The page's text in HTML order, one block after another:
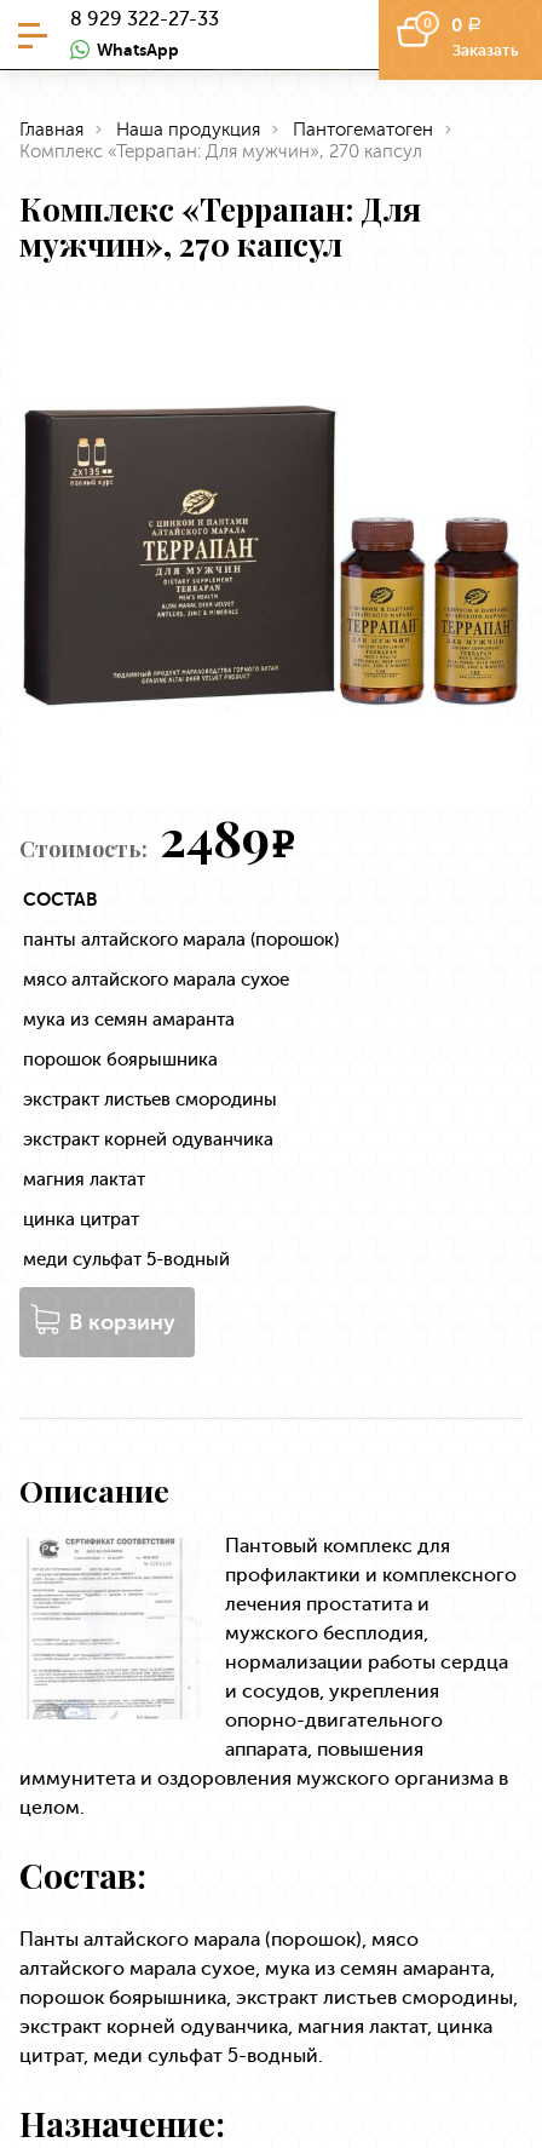
8 929 322-27-33
WhatsApp
0 0 a
Заказать
Главная Наша продукция
Пантогематоген
Комплекс «Террапан: Для мужчин», 270 капсул
Комплекс «Террапан: Для
мужчин», 270 капсул
Стоимость: 2489e
СОСТАВ
панты алтайского марала (порошок)
мясо алтайского марала сухое
мука из семян амаранта
порошок боярышника
экстракт листьев смородины
экстракт корней одуванчика
магния лактат
цинка цитрат
меди сульфат 5-водный
В корзину
Описание
Пантовый комплекс для
профилактики и комплексного
лечения простатита и
мужского бесплодия,
нормализации работы сердца
и сосудов, укрепления
опорно-двигательного
аппарата, повышения
иммунитета и оздоровления мужского организма в
целом.
Состав:
Панты алтайского марала (порошок), мясо
алтайского марала сухое, мука из семян амаранта,
порошок боярышника, экстракт листьев смородины,
экстракт корней одуванчика, магния лактат, цинка
цитрат, меди сульфат 5-водный.
Назначение: